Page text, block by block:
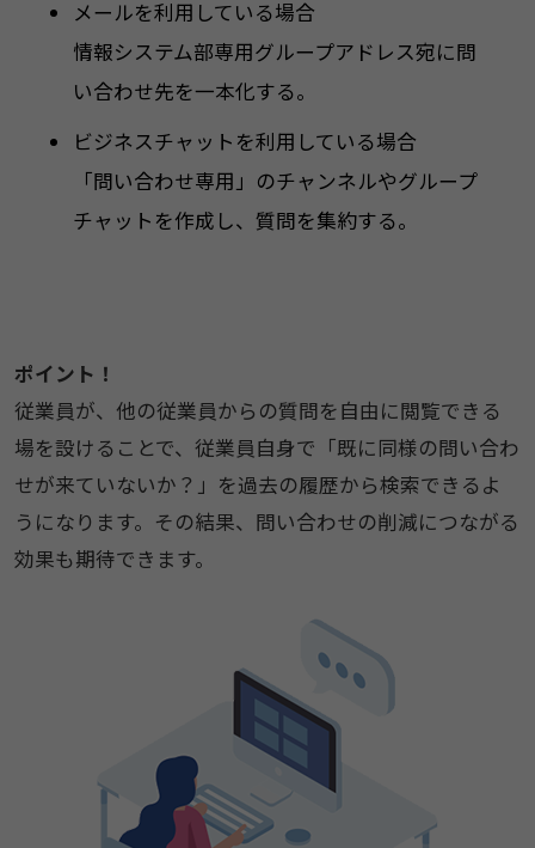
メールを利用している場合
情報システム部専用グループアドレス宛に問
い合わせ先を一本化する。
ビジネスチャットを利用している場合
「問い合わせ専用」のチャンネルやグループ
チャットを作成し、質問を集約する。
ポイント！
従業員が、他の従業員からの質問を自由に閲覧できる
場を設けることで、従業員自身で「既に同様の問い合わ
せが来ていないか？」を過去の履歴から検索できるよ
うになります。その結果、問い合わせの削減につながる
効果も期待できます。